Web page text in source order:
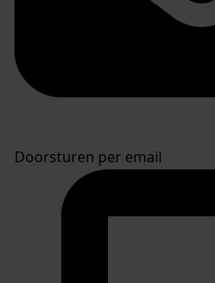
Doorsturen per email